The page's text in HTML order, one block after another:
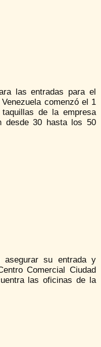
las entradas para el
comenzó el 1
de la empresa
desde 30 hasta los 50
asegurar su entrada y
Comercial Ciudad
las oficinas de la